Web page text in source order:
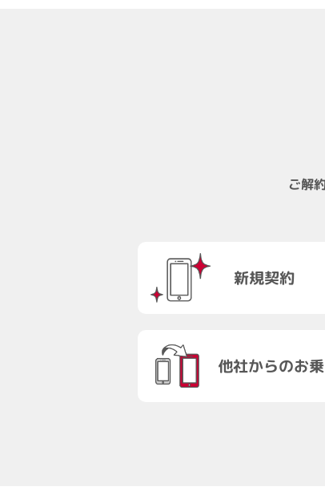
ご解
新規契約
他社からのお